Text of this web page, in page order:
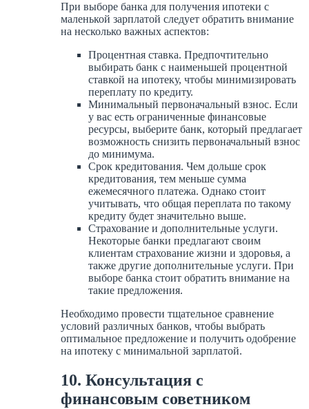
При выборе банка для получения ипотеки с
маленькой зарплатой следует обратить внимание
на несколько важных аспектов:
Процентная ставка. Предпочтительно
выбирать банк с наименьшей процентной
ставкой на ипотеку, чтобы минимизировать
переплату по кредиту.
Минимальный первоначальный взнос. Если
у вас есть ограниченные финансовые
ресурсы, выберите банк, который предлагает
возможность снизить первоначальный взнос
до минимума.
Срок кредитования. Чем дольше срок
кредитования, тем меньше сумма
ежемесячного платежа. Однако стоит
учитывать, что общая переплата по такому
кредиту будет значительно выше.
Страхование и дополнительные услуги.
Некоторые банки предлагают своим
клиентам страхование жизни и здоровья, а
также другие дополнительные услуги. При
выборе банка стоит обратить внимание на
такие предложения.
Необходимо провести тщательное сравнение
условий различных банков, чтобы выбрать
оптимальное предложение и получить одобрение
на ипотеку с минимальной зарплатой.
10. Консультация с
финансовым советником